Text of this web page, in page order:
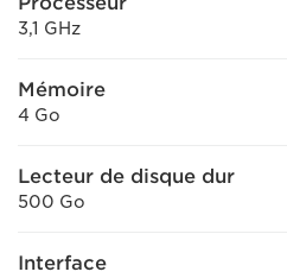
3,1 GHz
Mémoire
4 Go
Lecteur de disque dur
500 Go
Interface